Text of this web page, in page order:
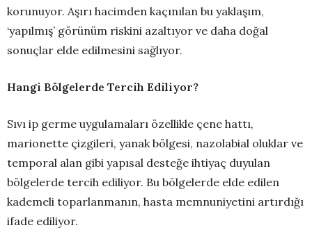
korunuyor. Aşırı hacimden kaçınılan bu yaklaşım,
‘yapılmış’ görünüm riskini azaltıyor ve daha doğal
sonuçlar elde edilmesini sağlıyor.
Hangi Bölgelerde Tercih Ediliyor?
Sıvı ip germe uygulamaları özellikle çene hattı,
marionette çizgileri, yanak bölgesi, nazolabial oluklar ve
temporal alan gibi yapısal desteğe ihtiyaç duyulan
bölgelerde tercih ediliyor. Bu bölgelerde elde edilen
kademeli toparlanmanın, hasta memnuniyetini artırdığı
ifade ediliyor.